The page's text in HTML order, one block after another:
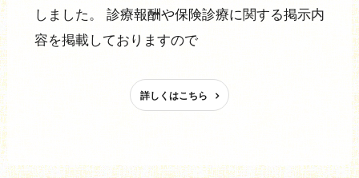
しました。 診療報酬や保険診療に関する掲示内
容を掲載しておりますので
詳しくはこちら